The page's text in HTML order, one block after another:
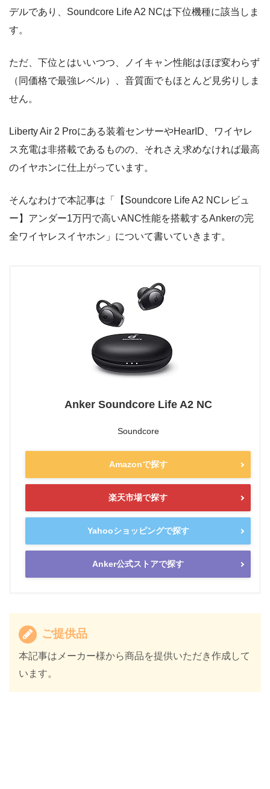
デルであり、Soundcore Life A2 NCは下位機種に該当しま
す。
ただ、下位とはいいつつ、ノイキャン性能はほぼ変わらず
（同価格で最強レベル）、音質面でもほとんど見劣りしま
せん。
Liberty Air 2 Proにある装着センサーやHearID、ワイヤレ
ス充電は非搭載であるものの、それさえ求めなければ最高
のイヤホンに仕上がっています。
そんなわけで本記事は「【Soundcore Life A2 NCレビュ
ー】アンダー1万円で高いANC性能を搭載するAnkerの完
全ワイヤレスイヤホン」について書いていきます。
Anker Soundcore Life A2 NC
Soundcore
Amazonで探す
楽天市場で探す
Yahooショッピングで探す
Anker公式ストアで探す
ご提供品
本記事はメーカー様から商品を提供いただき作成して
います。